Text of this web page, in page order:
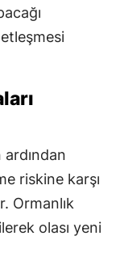
ardından
riskine karşı
Ormanlık
olası yeni